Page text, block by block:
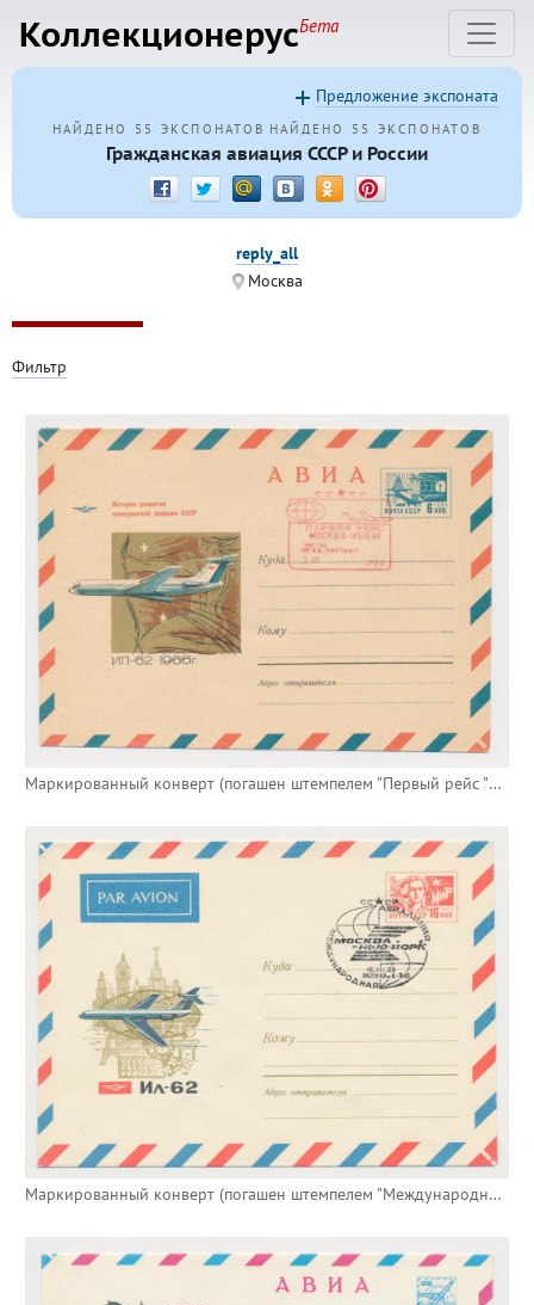
КоллекционерусБета
НАЙДЕНО 55 ЭКСПОНАТОВ НАЙДЕНО 55 ЭКСПОНАТОВ
Гражданская авиация СССР и России
Предложение экспоната
reply_all
Москва
Маркированный конверт (погашен штемпелем "Первый рейс "Москва-Женева")
Маркированный конверт (погашен штемпелем "Международная авиалиния"Москва - Нью-Йорк")
Фильтр